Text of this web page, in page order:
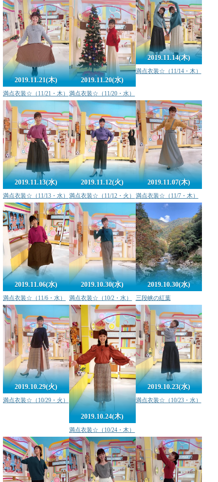
2019.11.21(木)
満点衣装☆（11/21・木）
2019.11.20(水)
満点衣装☆（11/20・水）
2019.11.14(木)
満点衣装☆（11/14・木）
2019.11.13(水)
満点衣装☆（11/13・水）
2019.11.12(火)
満点衣装☆（11/12・火）
2019.11.07(木)
満点衣装☆（11/7・木）
2019.11.06(水)
満点衣装☆（11/6・水）
2019.10.30(水)
満点衣装☆（10/2・水）
2019.10.30(水)
三段峡の紅葉
2019.10.29(火)
満点衣装☆（10/29・火）
2019.10.24(木)
満点衣装☆（10/24・木）
2019.10.23(水)
満点衣装☆（10/23・水）